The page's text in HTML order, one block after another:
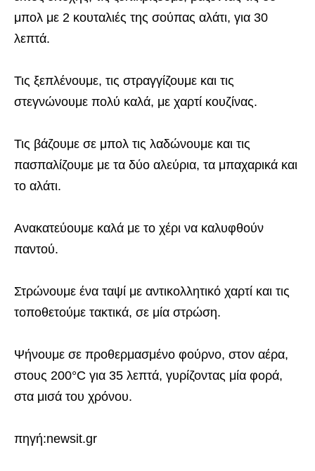
μπολ με 2 κουταλιές της σούπας αλάτι, για 30
λεπτά.
Τις ξεπλένουμε, τις στραγγίζουμε και τις
στεγνώνουμε πολύ καλά, με χαρτί κουζίνας.
Τις βάζουμε σε μπολ τις λαδώνουμε και τις
πασπαλίζουμε με τα δύο αλεύρια, τα μπαχαρικά και
το αλάτι.
Ανακατεύουμε καλά με το χέρι να καλυφθούν
παντού.
Στρώνουμε ένα ταψί με αντικολλητικό χαρτί και τις
τοποθετούμε τακτικά, σε μία στρώση.
Ψήνουμε σε προθερμασμένο φούρνο, στον αέρα,
στους 200°C για 35 λεπτά, γυρίζοντας μία φορά,
στα μισά του χρόνου.
πηγή:newsit.gr